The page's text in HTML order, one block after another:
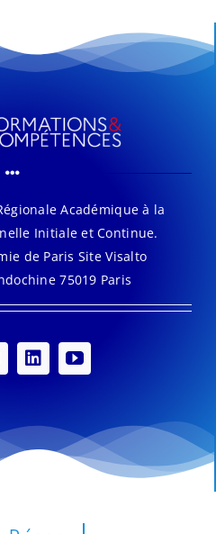
Académique à la
Initiale et Continue.
de Paris Site Visalto
75019 Paris